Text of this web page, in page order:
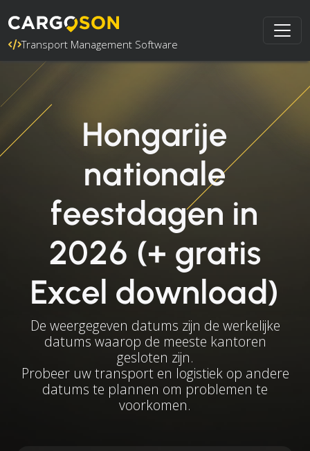
Transport Management Software
Hongarije
nationale
feestdagen in
2026 (+ gratis
Excel download)
De weergegeven datums zijn de werkelijke
datums waarop de meeste kantoren
gesloten zijn.
Probeer uw transport en logistiek op andere
datums te plannen om problemen te
voorkomen.